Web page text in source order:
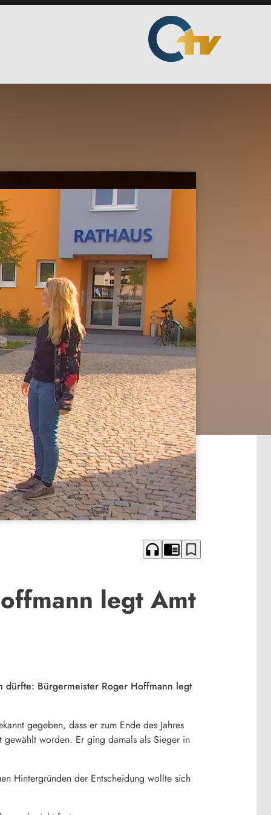
headphones chrome_reader_mode bookmark_border
legt Amt
dürfte: Bürgermeister Roger Hoffmann legt
gegeben, dass er zum Ende des Jahres
worden. Er ging damals als Sieger in
Hintergründen der Entscheidung wollte sich